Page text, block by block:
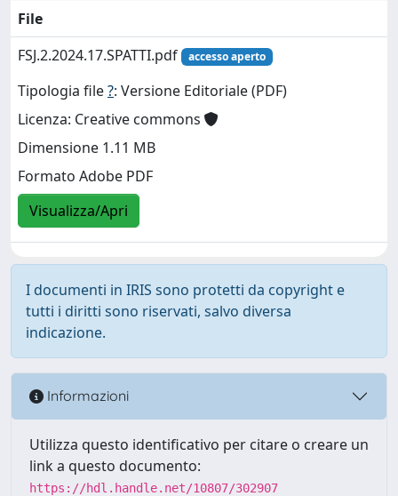
File
FSJ.2.2024.17.SPATTI.pdf
accesso aperto
Tipologia file?: Versione Editoriale (PDF)
Licenza: Creative commons
Dimensione 1.11 MB
Formato Adobe PDF
Visualizza/Apri
I documenti in IRIS sono protetti da copyright e
tutti i diritti sono riservati, salvo diversa
indicazione.
Informazioni
Utilizza questo identificativo per citare o creare un
link a questo documento:
https://hdl.handle.net/10807/302907